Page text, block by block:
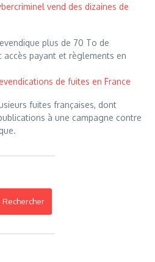
vend des dizaines de
plus de 70 To de
accès payant et règlements en
de fuites en France
fuites françaises, dont
à une campagne contre
Rechercher